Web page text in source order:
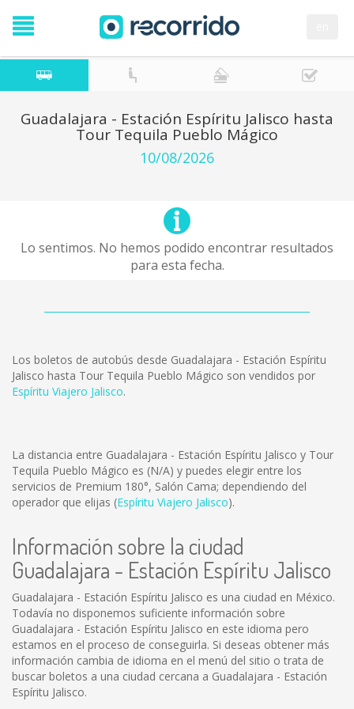
Guadalajara - Estación Espíritu Jalisco hasta
Tour Tequila Pueblo Mágico
10/08/2026
Lo sentimos. No hemos podido encontrar resultados
para esta fecha.
Los boletos de autobús desde Guadalajara - Estación Espíritu
Jalisco hasta Tour Tequila Pueblo Mágico son vendidos por
Espíritu Viajero Jalisco.
La distancia entre Guadalajara - Estación Espíritu Jalisco y Tour
Tequila Pueblo Mágico es (N/A) y puedes elegir entre los
servicios de Premium 180°, Salón Cama; dependiendo del
operador que elijas (Espíritu Viajero Jalisco).
Información sobre la ciudad
Guadalajara - Estación Espíritu Jalisco
Guadalajara - Estación Espíritu Jalisco es una ciudad en México.
Todavía no disponemos suficiente información sobre
Guadalajara - Estación Espíritu Jalisco en este idioma pero
estamos en el proceso de conseguirla. Si deseas obtener más
información cambia de idioma en el menú del sitio o trata de
buscar boletos a una ciudad cercana a Guadalajara - Estación
Espíritu Jalisco.